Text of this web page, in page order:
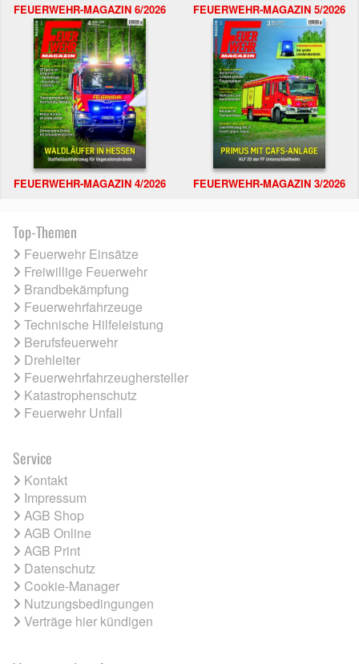
FEUERWEHR-MAGAZIN 6/2026 FEUERWEHR-MAGAZIN 5/2026
FEUERWEHR-MAGAZIN 4/2026 FEUERWEHR-MAGAZIN 3/2026
Top-Themen
Feuerwehr Einsätze
Freiwillige Feuerwehr
Brandbekämpfung
Feuerwehrfahrzeuge
Technische Hilfeleistung
Berufsfeuerwehr
Drehleiter
Feuerwehrfahrzeughersteller
Katastrophenschutz
Feuerwehr Unfall
Service
Kontakt
Impressum
AGB Shop
AGB Online
AGB Print
Datenschutz
Cookie-Manager
Nutzungsbedingungen
Verträge hier kündigen